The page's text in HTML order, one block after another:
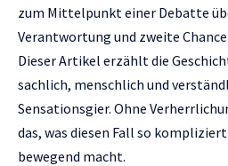
zum Mittelpunkt einer Debatte
Verantwortung und zweite
Dieser Artikel erzählt die
sachlich, menschlich und
Sensationsgier. Ohne
das, was diesen Fall so
bewegend macht.